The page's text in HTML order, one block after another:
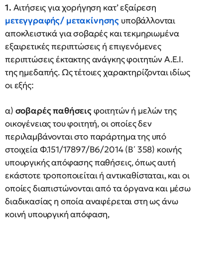
1. Αιτήσεις για χορήγηση κατ’ εξαίρεση
μετεγγραφής/ μετακίνησης υποβάλλονται
αποκλειστικά για σοβαρές και τεκμηριωμένα
εξαιρετικές περιπτώσεις ή επιγενόμενες
περιπτώσεις έκτακτης ανάγκης φοιτητών Α.Ε.Ι.
της ημεδαπής. Ως τέτοιες χαρακτηρίζονται ιδίως
οι εξής:
α) σοβαρές παθήσειςφοιτητών ή μελών της
οικογένειας του φοιτητή, οι οποίες δεν
περιλαμβάνονται στο παράρτημα της υπό
στοιχεία Φ.151/17897/Β6/2014 (Β΄ 358) κοινής
υπουργικής απόφασης παθήσεις, όπως αυτή
εκάστοτε τροποποιείται ή αντικαθίσταται, και οι
οποίες διαπιστώνονται από τα όργανα και μέσω
διαδικασίας η οποία αναφέρεται στη ως άνω
κοινή υπουργική απόφαση,